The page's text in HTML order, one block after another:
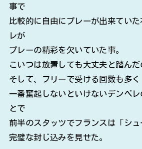
事で
比較的に自由にプレーが出来てい
レが
プレーの精彩を欠いていた事。
こいつは放置しても大丈夫と踏んだ
そして、フリーで受ける回数も多く
一番奮起しないといけないデンベ
とで
前半のスタッツでフランスは「シ
完璧な封じ込みを見せた。